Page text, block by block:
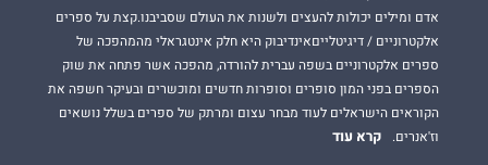
אדם ומילים יכולות להעצים ולשנות את העולם שסביבנו.קצת על ספרים
אלקטרוניים / דיגיטלייםאינדיבוק היא חלק אינטגראלי מהמהפכה של
ספרים אלקטרוניים בשפה עברית להורדה, מהפכה אשר פתחה את שוק
הספרים בפני המון סופרים וסופרות חדשים ומוכשרים ובעיקר חשפה את
הקוראים הישראלים לעוד מבחר עצום ומרתק של ספרים בשלל נושאים
וז'אנרים.
קרא עוד